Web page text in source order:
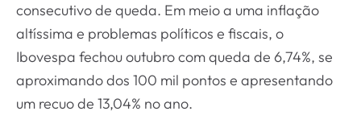
consecutivo de queda. Em meio a uma inflação
altíssima e problemas políticos e fiscais, o
Ibovespa fechou outubro com queda de 6,74%, se
aproximando dos 100 mil pontos e apresentando
um recuo de 13,04% no ano.